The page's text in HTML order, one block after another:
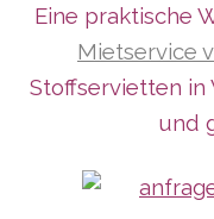
Eine praktische
Mietservice
Stoffservietten
und